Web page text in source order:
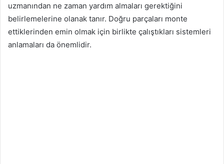
uzmanından ne zaman yardım almaları gerektiğini
belirlemelerine olanak tanır. Doğru parçaları monte
ettiklerinden emin olmak için birlikte çalıştıkları sistemleri
anlamaları da önemlidir.